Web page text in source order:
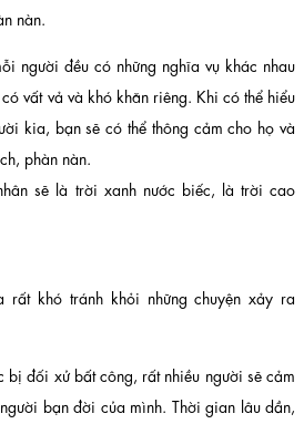
nàn.
người đều có những nghĩa vụ khác nhau
vất vả và khó khăn riêng. Khi có thể hiểu
kia, bạn sẽ có thể thông cảm cho họ và
phàn nàn.
sẽ là trời xanh nước biếc, là trời cao
rất khó tránh khỏi những chuyện xảy ra
bị đối xử bất công, rất nhiều người sẽ cảm
bạn đời của mình. Thời gian lâu dần,